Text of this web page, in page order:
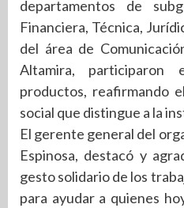
departamentos de
Financiera, Técnica,
del área de
Altamira,
productos, reafirmando
social que distingue a la
El gerente general del
Espinosa, destacó y
gesto solidario de los
para ayudar a quienes